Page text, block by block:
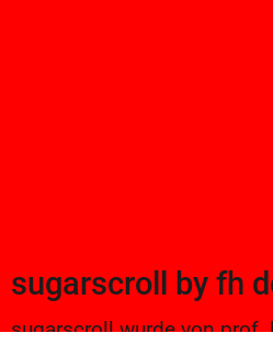
sugarscroll by fh
sugarscroll wurde von prof.